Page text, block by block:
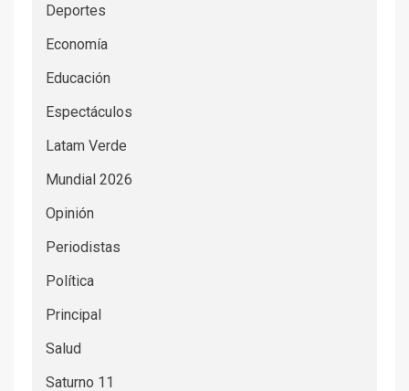
Deportes
Economía
Educación
Espectáculos
Latam Verde
Mundial 2026
Opinión
Periodistas
Política
Principal
Salud
Saturno 11